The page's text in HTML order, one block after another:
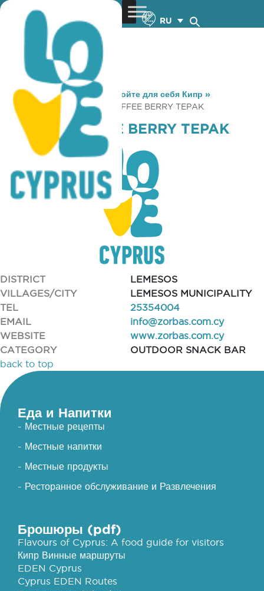
RU
You are here: Home »Откройте для себя Кипр »
Gastronomy
» ZORPAS COFFEE BERRY TEPAK
ZORPAS COFFEE BERRY TEPAK
DISTRICT
LEMESOS
VILLAGES/CITY
LEMESOS MUNICIPALITY
TEL
25354004
EMAIL
info@zorbas.com.cy
WEBSITE
www.zorbas.com.cy
CATEGORY
OUTDOOR SNACK BAR
back to top
Еда и Напитки
- Местные рецепты
- Местные напитки
- Местные продукты
- Ресторанное обслуживание и Развлечения
Брошюры (pdf)
Flavours of Cyprus: A food guide for visitors
Кипр Винные маршруты
EDEN Cyprus
Cyprus EDEN Routes